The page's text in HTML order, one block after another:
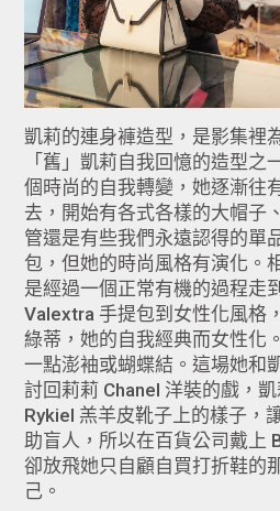
凱莉的連身褲造型，是影集裡
「舊」凱莉自我回憶的造型之
個時尚的自我轉變，她逐漸往
去，開始有各式各樣的大帽子
管還是有些我們永遠認得的單
包，但她的時尚風格有演化。
是經過一個正常有機的過程走
Valextra 手提包到女性化風格
綠蒂，她的自我經典而女性化
一點澎袖或蝴蝶結。這場她和
討回莉莉 Chanel 洋裝的戲，
Rykiel 羔羊皮靴子上的樣子，
助盲人，所以在百貨公司戴上
卻放飛她只自顧自買打折鞋的
己。